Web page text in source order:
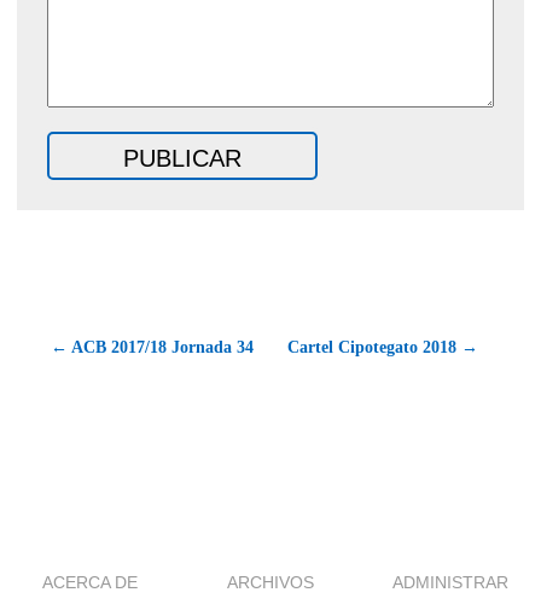
← ACB 2017/18 Jornada 34 Cartel Cipotegato 2018 →
ACERCA DE ARCHIVOS ADMINISTRAR